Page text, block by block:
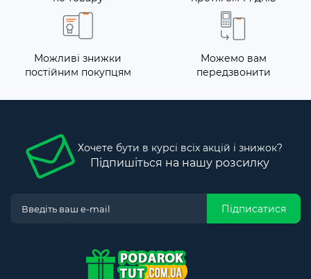
Можливі знижки
постійним покупцям
Можемо вам
передзвонити
Хочете бути в курсі всіх акцій і знижок?
Підпишіться на нашу розсилку
Підписатися